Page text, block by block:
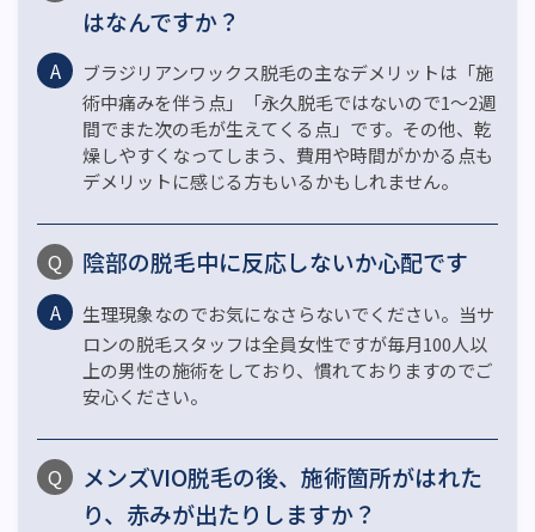
はなんですか？
ブラジリアンワックス脱毛の主なデメリットは「施
術中痛みを伴う点」「永久脱毛ではないので1～2週
間でまた次の毛が生えてくる点」です。その他、乾
燥しやすくなってしまう、費用や時間がかかる点も
デメリットに感じる方もいるかもしれません。
陰部の脱毛中に反応しないか心配です
生理現象なのでお気になさらないでください。当サ
ロンの脱毛スタッフは全員女性ですが毎月100人以
上の男性の施術をしており、慣れておりますのでご
安心ください。
メンズVIO脱毛の後、施術箇所がはれた
り、赤みが出たりしますか？